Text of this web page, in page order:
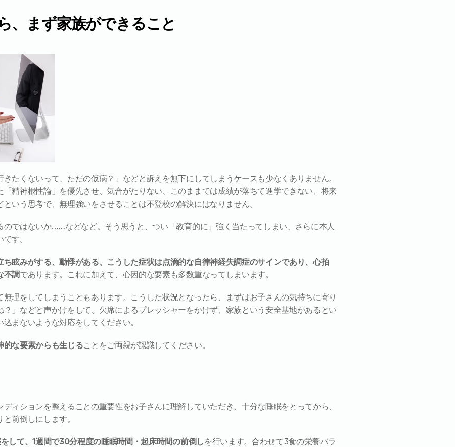
、まず家族ができること
たくないって、ただの仮病？」などと訴えを無下にしてしまうケースも少なくありません。
「精神根性論」を優先させ、気合がたりない、このままでは成績が落ちて進学できない、将来
いう思考で、無理強いをさせることは不登校の解決にはなりません。
のではないか……などなど。そう思うと、つい「教育的に」強く当たってしまい、さらに本人
す。
眩みがする、動悸がある、こうした症状は点滴的な自律神経失調症のサインであり、心拍
不調であります。これに加えて、心因的な要素も多数重なってしまいます。
理をしてしまうこともあります。こうした状況となったら、まずはお子さんの気持ちに寄り
」などと声かけをして、欠席によるプレッシャーをかけず、家族という安全基地があるとい
まないような対応をしてください。
的な要素からも生じることをご両親が認識してください。
ィションを整えることの重要性をお子さんに理解していただき、十分な睡眠をとってから、
前倒しにします。
して、1週間で30分程度の睡眠時間・起床時間の前倒し を行います。合わせて3食の栄養バラ